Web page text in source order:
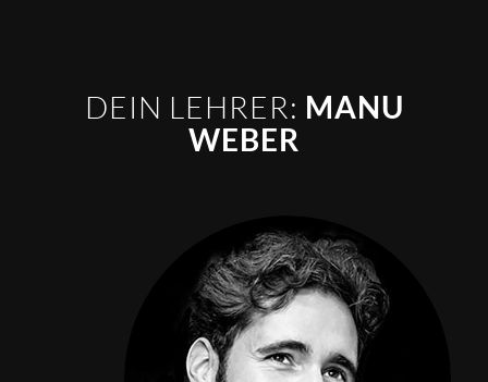
DEIN LEHRER: MANU
WEBER